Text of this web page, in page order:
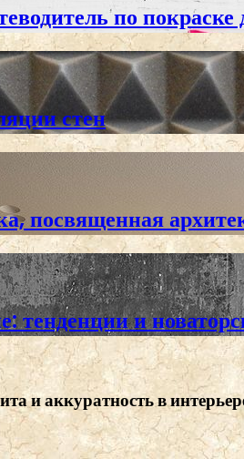
по покраске
стен
посвященная
тенденции и
и аккуратность в